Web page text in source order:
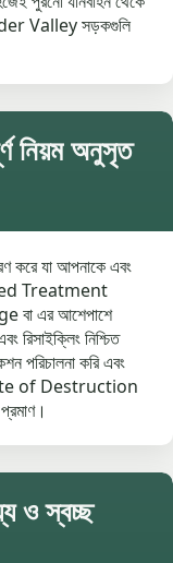
Valley সড়কগুলি
অনুসৃত
করে যা আপনাকে এবং
Treatment
বা এর আশেপাশে
রিসাইক্লিং নিশ্চিত
পরিচালনা করি এবং
of Destruction
ও স্বচ্ছ